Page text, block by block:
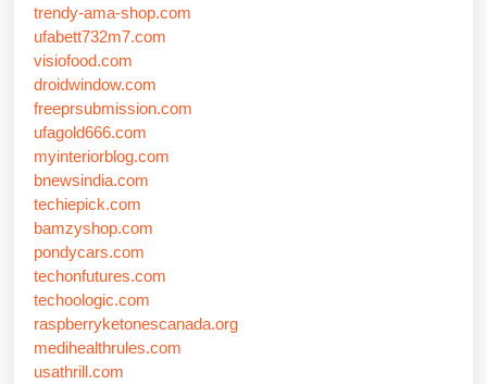
trendy-ama-shop.com
ufabett732m7.com
visiofood.com
droidwindow.com
freeprsubmission.com
ufagold666.com
myinteriorblog.com
bnewsindia.com
techiepick.com
bamzyshop.com
pondycars.com
techonfutures.com
techoologic.com
raspberryketonescanada.org
medihealthrules.com
usathrill.com